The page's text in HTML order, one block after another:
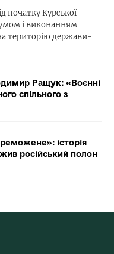
початку Курської
і виконанням
територію держави-
Ращук: «Воєнні
спільного з
історія
російський полон